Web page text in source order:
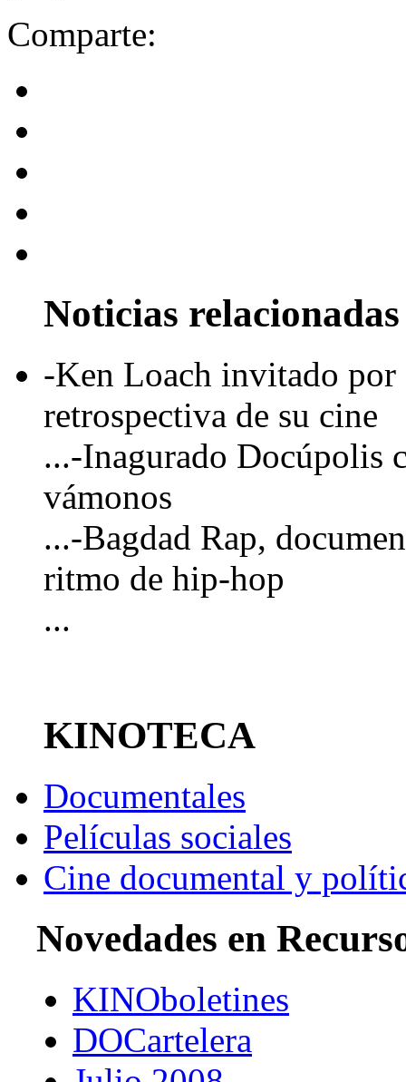
Comparte:
Noticias relacionadas
-Ken Loach invitado por
retrospectiva de su cine
...-Inagurado Docúpolis
vámonos
...-Bagdad Rap,
ritmo de hip-hop
...
KINOTECA
Documentales
Películas sociales
Cine documental y
Novedades en
KINOboletines
DOCartelera